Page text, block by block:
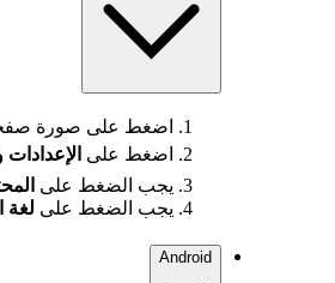
اضغط على صورة
اضغط على الإعدادات
يجب الضغط على
يجب الضغط على لغة
Android